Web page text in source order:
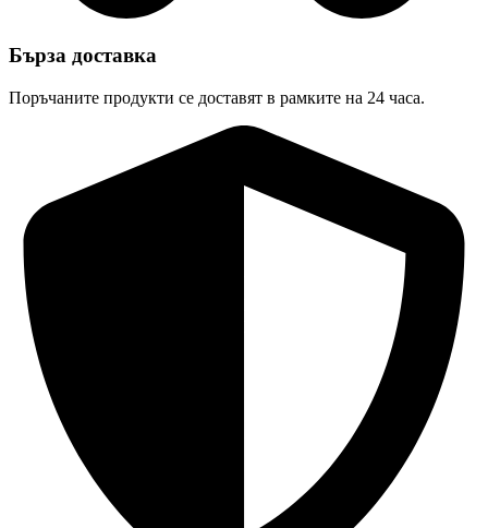
Бърза доставка
Поръчаните продукти се доставят в рамките на 24 часа.